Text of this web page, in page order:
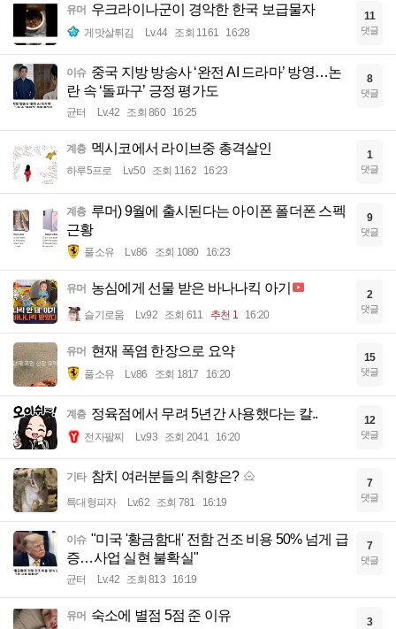
유머 우크라이나군이 경악한 한국 보급물자
게맛살튀김 Lv.44 조회 1161 16:28
11
댓글
이슈 중국 지방 방송사 ‘완전 AI 드라마’ 방영…논
란 속 ‘돌파구’ 긍정 평가도
균터 Lv.42 조회 860 16:25
8
댓글
계층 멕시코에서 라이브중 총격살인
하루5프로 Lv.50 조회 1162 16:23
1
댓글
계층 루머) 9월에 출시된다는 아이폰 폴더폰 스펙
근황
풀소유 Lv.86 조회 1080 16:23
9
댓글
유머 농심에게 선물 받은 바나나킥 아기
슬기로움 Lv.92 조회 611 추천 1 16:20
2
댓글
유머 현재 폭염 한장으로 요약
풀소유 Lv.86 조회 1817 16:20
15
댓글
계층 정육점에서 무려 5년간 사용했다는 칼..
전자팔찌 Lv.93 조회 2041 16:20
12
댓글
기타 참치 여러분들의 취향은?
특대형피자 Lv.62 조회 781 16:19
7
댓글
이슈 "미국 '황금함대' 전함 건조 비용 50% 넘게 급
증…사업 실현 불확실"
균터 Lv.42 조회 813 16:19
7
댓글
유머 숙소에 별점 5점 준 이유 3